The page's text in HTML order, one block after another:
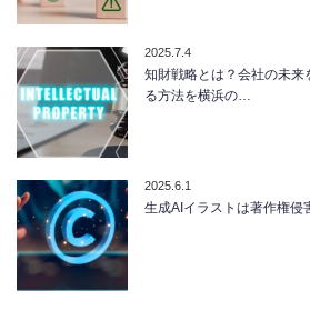
2025.7.4
知財戦略とは？会社の未
る方法を横浜の…
2025.6.1
生成AIイラストは著作権侵